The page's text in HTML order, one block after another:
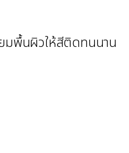
ยมพื้นผิวให้สีติดทนนาน